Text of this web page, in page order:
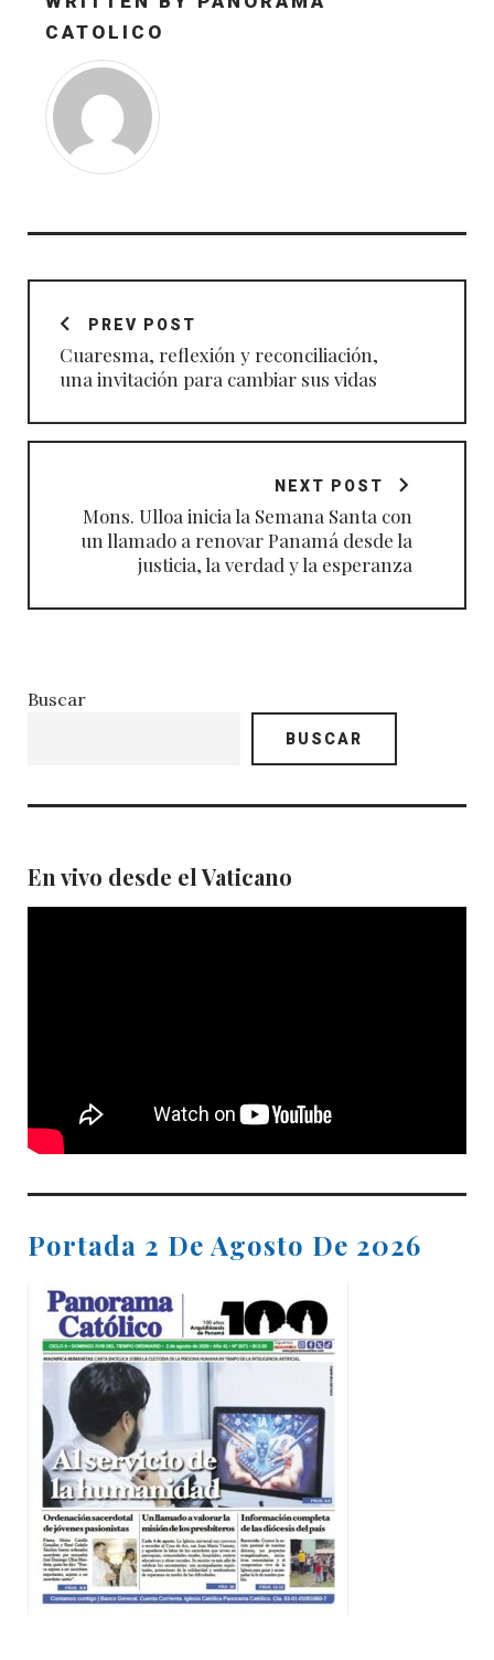
CATOLICO
Navegación
entradasPREV POST
Cuaresma, reflexión y reconciliación,
una invitación para cambiar sus vidas
NEXT POST
Mons. Ulloa inicia la Semana Santa con
un llamado a renovar Panamá desde la
justicia, la verdad y la esperanza
Buscar
BUSCAR
En vivo desde el Vaticano
Portada 2 De Agosto De 2026